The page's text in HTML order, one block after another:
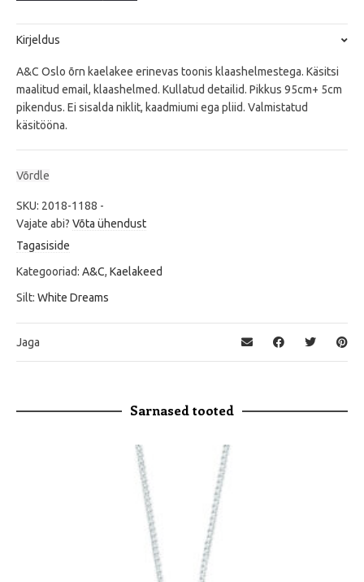
Kirjeldus
A&C Oslo õrn kaelakee erinevas toonis klaashelmestega. Käsitsi
maalitud email, klaashelmed. Kullatud detailid. Pikkus 95cm+ 5cm
pikendus. Ei sisalda niklit, kaadmiumi ega pliid. Valmistatud
käsitööna.
Võrdle
SKU: 2018-1188 -
Vajate abi? Võta ühendust
Tagasiside
Kategooriad: A&C, Kaelakeed
Silt: White Dreams
Jaga
Sarnased tooted